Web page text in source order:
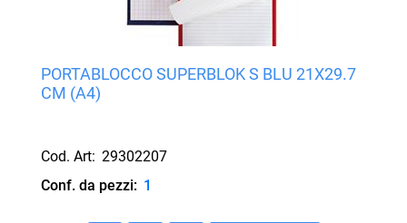
PORTABLOCCO SUPERBLOK S BLU 21X29.7
CM (A4)
Cod. Art: 29302207
Conf. da pezzi: 1